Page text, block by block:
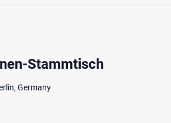
Stammtisch
Germany